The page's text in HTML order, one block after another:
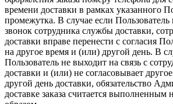
времени доставки в рамках указанного
промежутка. В случае если Пользователь
звонок сотрудника службы доставки,
доставки вправе перенести с согласия
на другое время и (или) другой день. В
Пользователь не выходит на связь с
доставки и (или) не согласовывает
другой день доставки, обязательство
доставке заказа считается